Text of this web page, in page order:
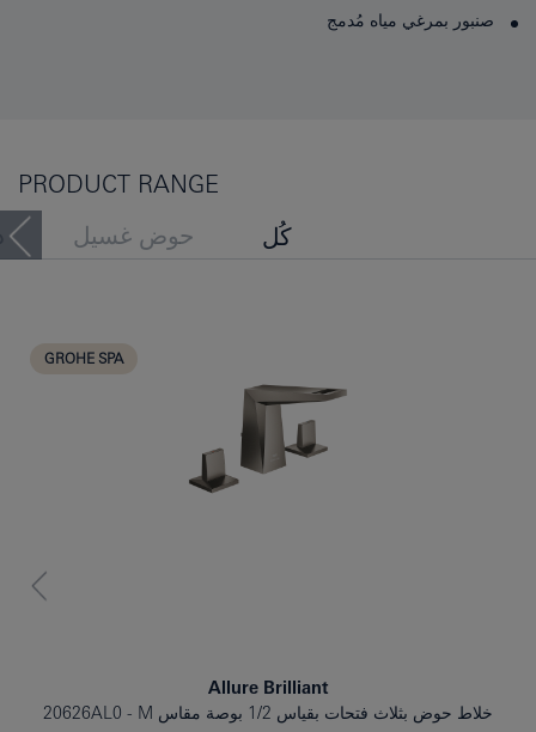
صنبور بمرغي مياه مُدمج
PRODUCT RANGE
كُل حوض غسيل
GROHE SPA
Allure Brilliant
خلاط حوض بثلاث فتحات بقياس 1/2 بوصة مقاس M
20626AL0